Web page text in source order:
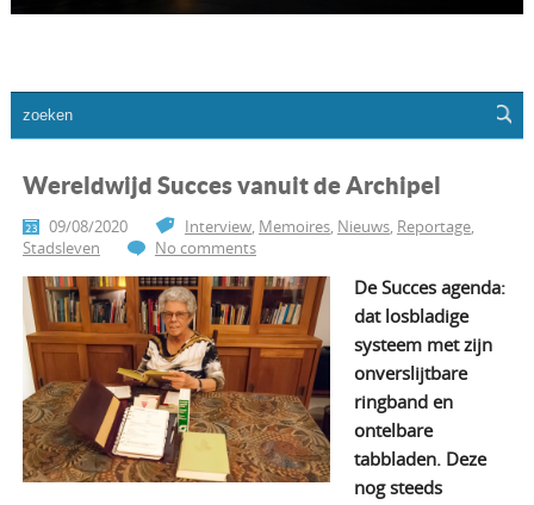
Wereldwijd Succes vanuit de Archipel
09/08/2020 Interview, Memoires, Nieuws, Reportage,
Stadsleven
No comments
De Succes agenda:
dat losbladige
systeem met zijn
onverslijtbare
ringband en
ontelbare
tabbladen. Deze
nog steeds